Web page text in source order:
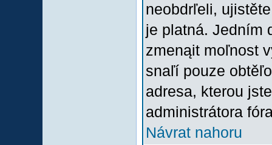
neobdrľeli,
je platná. Jedním
zmenąit moľnost
snaľí pouze
adresa, kterou
administrátora
Návrat nahoru